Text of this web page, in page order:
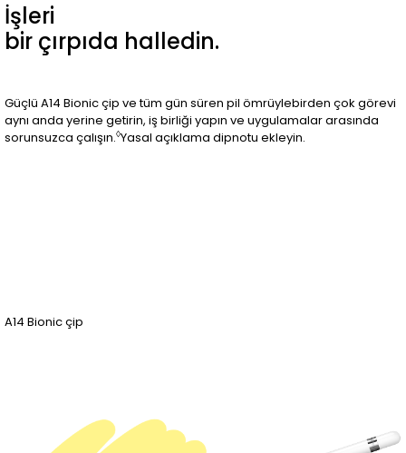
İşleri
bir çırpıda halledin.
Güçlü A14 Bionic çip ve tüm gün süren pil ömrüylebirden çok görevi
aynı anda yerine getirin, iş birliği yapın ve uygulamalar arasında
sorunsuzca çalışın.◊Yasal açıklama dipnotu ekleyin.
A14 Bionic çip